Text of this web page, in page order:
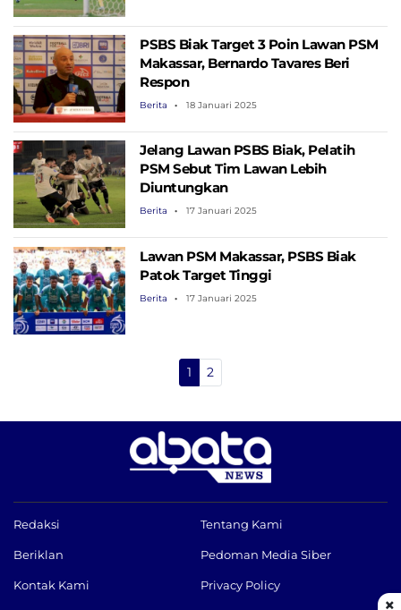
PSBS Biak Target 3 Poin Lawan PSM
Makassar, Bernardo Tavares Beri
Respon
Berita 18 Januari 2025
Jelang Lawan PSBS Biak, Pelatih
PSM Sebut Tim Lawan Lebih
Diuntungkan
Berita 17 Januari 2025
Lawan PSM Makassar, PSBS Biak
Patok Target Tinggi
Berita 17 Januari 2025
1 2
Redaksi Tentang Kami
Beriklan Pedoman Media Siber
Kontak Kami Privacy Policy
×